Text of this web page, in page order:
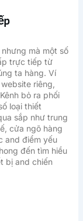
mà một số
trực tiếp từ
ta hàng. Ví
riêng,
bỏ ra phối
loại thiết
sắp như trung
cửa ngõ hàng
and điểm yếu
đến tìm hiều
bị and chiến